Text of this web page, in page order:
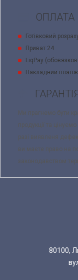
ОПЛАТА
Готівковий
Приват 24
LiqPay
Накладний
Ми прагнемо бути
продукції та
разі виявленя
ви маєте право на
законодавством
80100,